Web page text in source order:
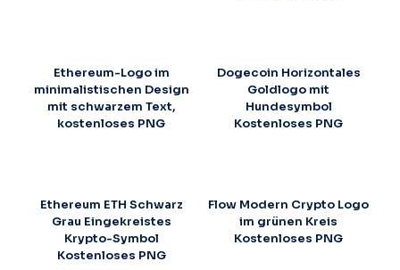
Ethereum-Logo im
minimalistischen Design
mit schwarzem Text,
kostenloses PNG
Dogecoin Horizontales
Goldlogo mit
Hundesymbol
Kostenloses PNG
Ethereum ETH Schwarz
Grau Eingekreistes
Krypto-Symbol
Kostenloses PNG
Flow Modern Crypto Logo
im grünen Kreis
Kostenloses PNG